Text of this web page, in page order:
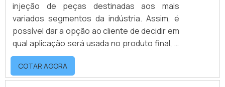
injeção de peças destinadas aos mais
variados segmentos da indústria. Assim, é
possível dar a opção ao cliente de decidir em
qual aplicação será usada no produto final, e
todas as especificações e exigências
estabelecidas serão seguidas à risca.mais
detalhes sobre o produtoA fabricação do
COTAR AGORA